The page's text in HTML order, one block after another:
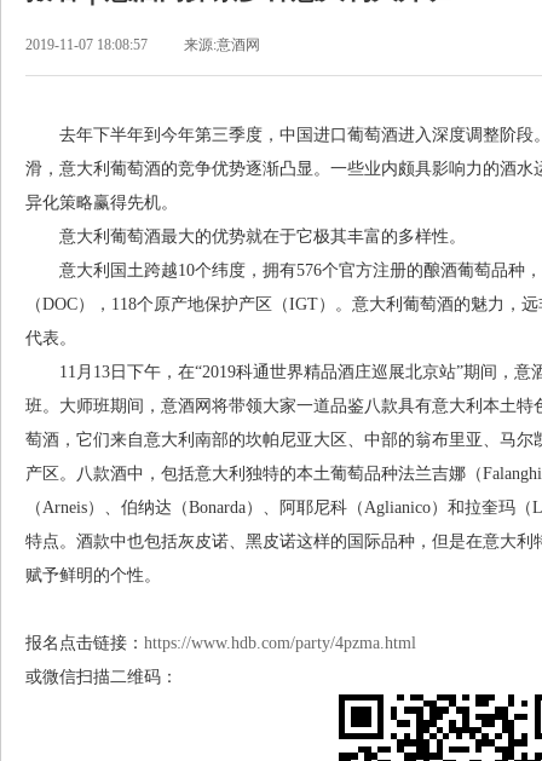
2019-11-07 18:08:57 来源:意酒网
去年下半年到今年第三季度，中国进口葡萄酒进入深度调整阶段
滑，意大利葡萄酒的竞争优势逐渐凸显。一些业内颇具影响力的酒
异化策略赢得先机。
意大利葡萄酒最大的优势就在于它极其丰富的多样性。
意大利国土跨越10个纬度，拥有576个官方注册的酿酒葡萄品种，
（DOC），118个原产地保护产区（IGT）。意大利葡萄酒的魅力，
代表。
11月13日下午，在“2019科通世界精品酒庄巡展北京站”期间，意
班。大师班期间，意酒网将带领大家一道品鉴八款具有意大利本土
萄酒，它们来自意大利南部的坎帕尼亚大区、中部的翁布里亚、马
产区。八款酒中，包括意大利独特的本土葡萄品种法兰吉娜（
（Arneis）、伯纳达（Bonarda）、阿耶尼科（Aglianico）和拉奎玛
特点。酒款中也包括灰皮诺、黑皮诺这样的国际品种，但是在意大
赋予鲜明的个性。
报名点击链接： https://www.hdb.com/party/4pzma.html
或微信扫描二维码：